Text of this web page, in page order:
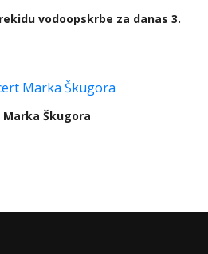
vodoopskrbe za danas 3.
Škugora